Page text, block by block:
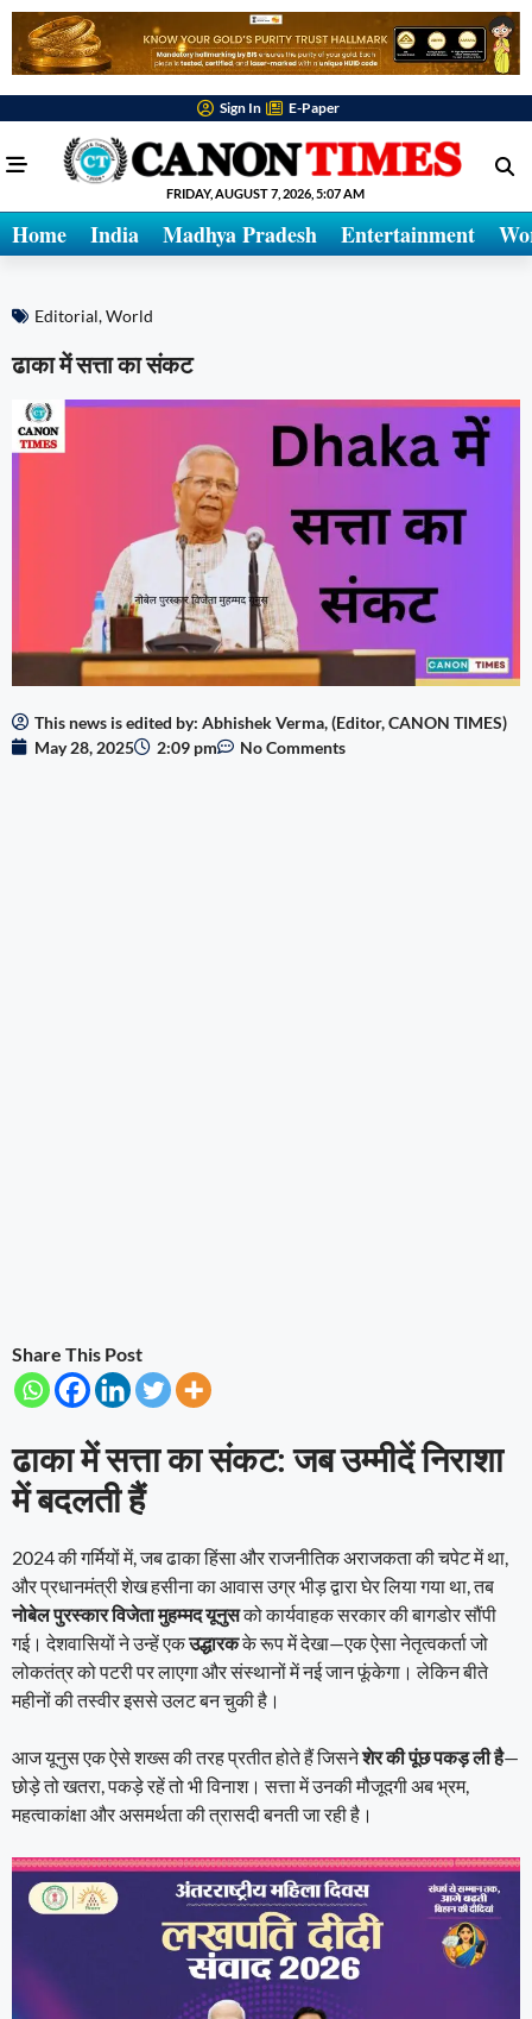
Sign In E-Paper
FRIDAY, AUGUST 7, 2026, 5:07 AM
Home India Madhya Pradesh Entertainment
Editorial,World
ढाका में सत्ता का संकट
This news is edited by: Abhishek Verma, (Editor, CANON TIMES)
May 28, 2025
2:09 pm No Comments
Share This Post
ढाका में सत्ता का संकट: जब उम्मीदें निराशा
में बदलती हैं
2024 की गर्मियों में, जब ढाका हिंसा और राजनीतिक अराजकता की चपेट में था,
और प्रधानमंत्री शेख हसीना का आवास उग्र भीड़ द्वारा घेर लिया गया था, तब
नोबेल पुरस्कार विजेता मुहम्मद यूनुसको कार्यवाहक सरकार की बागडोर सौंपी
गई। देशवासियों ने उन्हें एकउद्धारकके रूप में देखा—एक ऐसा नेतृत्वकर्ता जो
लोकतंत्र को पटरी पर लाएगा और संस्थानों में नई जान फूंकेगा। लेकिन बीते
महीनों की तस्वीर इससे उलट बन चुकी है।
आज यूनुस एक ऐसे शख्स की तरह प्रतीत होते हैं जिसनेशेर की पूंछ पकड़ ली है—
छोड़े तो खतरा, पकड़े रहें तो भी विनाश। सत्ता में उनकी मौजूदगी अब भ्रम,
महत्वाकांक्षा और असमर्थता की त्रासदी बनती जा रही है।